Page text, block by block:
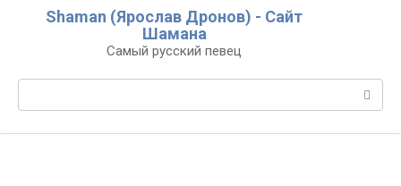
Shaman (Ярослав Дронов) - Сайт
Шамана
Самый русский певец